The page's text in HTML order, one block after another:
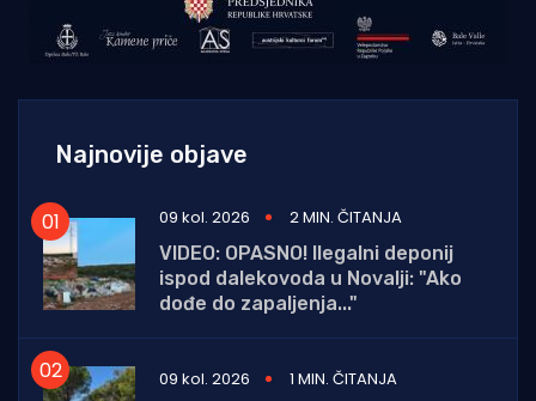
Najnovije objave
09 kol. 2026
2 MIN. ČITANJA
VIDEO: OPASNO! Ilegalni deponij
ispod dalekovoda u Novalji: "Ako
dođe do zapaljenja..."
09 kol. 2026
1 MIN. ČITANJA